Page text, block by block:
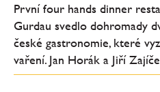
První four hands dinner
Gurdau svedlo dohromady
české gastronomie, které
vaření. Jan Horák a Jiří